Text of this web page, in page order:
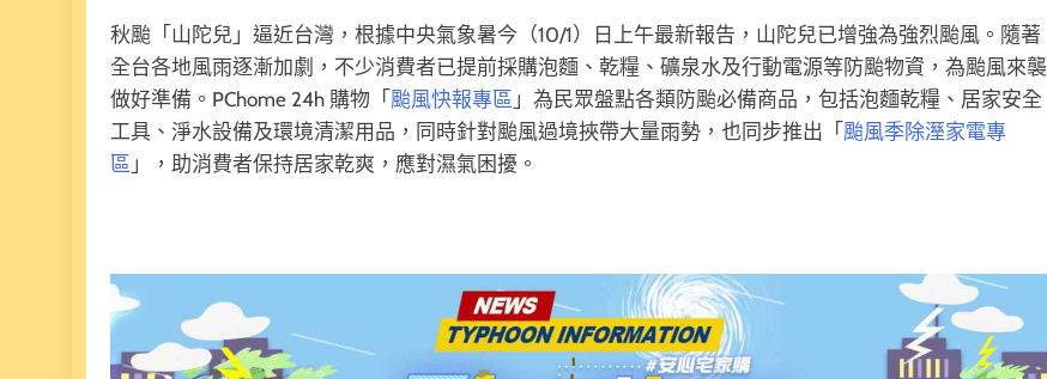
秋颱「山陀兒」逼近台灣，根據中央氣象暑今（10/1）日上午最新報告，山陀兒已增強為強烈颱風。隨著
全台各地風雨逐漸加劇，不少消費者已提前採購泡麵、乾糧、礦泉水及行動電源等防颱物資，為颱風來襲
做好準備。PChome 24h 購物「 颱風快報專區 」為民眾盤點各類防颱必備商品，包括泡麵乾糧、居家安全
工具、淨水設備及環境清潔用品，同時針對颱風過境挾帶大量雨勢，也同步推出「 颱風季除溼家電專
區 」，助消費者保持居家乾爽，應對濕氣困擾。